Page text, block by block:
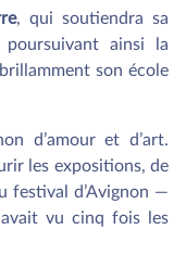
, qui soutiendra sa
ainsi la
son école
d’amour et d’art.
les expositions, de
festival d’Avignon —
vu cinq fois les